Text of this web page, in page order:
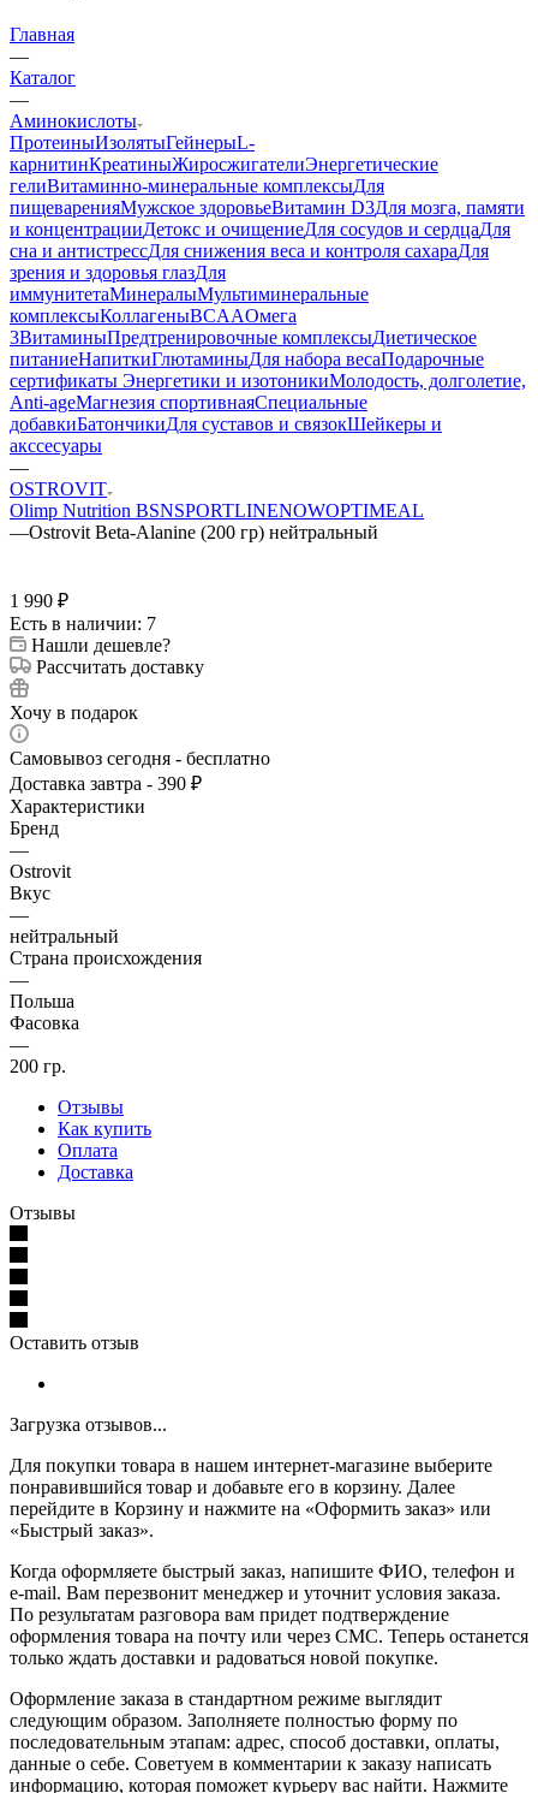
Главная
—
Каталог
—
Аминокислоты
ПротеиныИзолятыГейнерыL-
карнитинКреатиныЖиросжигателиЭнергетические
гелиВитаминно-минеральные комплексыДля
пищеваренияМужское здоровьеВитамин D3Для мозга, памяти
и концентрацииДетокс и очищениеДля сосудов и сердцаДля
сна и антистрессДля снижения веса и контроля сахараДля
зрения и здоровья глазДля
иммунитетаМинералыМультиминеральные
комплексыКоллагеныBCAAОмега
3ВитаминыПредтренировочные комплексыДиетическое
питаниеНапиткиГлютаминыДля набора весаПодарочные
сертификаты Энергетики и изотоникиМолодость, долголетие,
Anti-ageМагнезия спортивнаяСпециальные
добавкиБатончикиДля суставов и связокШейкеры и
акссесуары
—
OSTROVIT
Olimp Nutrition BSNSPORTLINENOWOPTIMEAL
—Ostrovit Beta-Alanine (200 гр) нейтральный
1 990 ₽
Есть в наличии: 7
Нашли дешевле?
Рассчитать доставку
Хочу в подарок
Самовывоз сегодня - бесплатно
Доставка завтра - 390 ₽
Характеристики
Бренд
—
Ostrovit
Вкус
—
нейтральный
Страна происхождения
—
Польша
Фасовка
—
200 гр.
Отзывы
Как купить
Оплата
Доставка
Отзывы
Оставить отзыв
Загрузка отзывов...
Для покупки товара в нашем интернет-магазине выберите
понравившийся товар и добавьте его в корзину. Далее
перейдите в Корзину и нажмите на «Оформить заказ» или
«Быстрый заказ».
Когда оформляете быстрый заказ, напишите ФИО, телефон и
e-mail. Вам перезвонит менеджер и уточнит условия заказа.
По результатам разговора вам придет подтверждение
оформления товара на почту или через СМС. Теперь останется
только ждать доставки и радоваться новой покупке.
Оформление заказа в стандартном режиме выглядит
следующим образом. Заполняете полностью форму по
последовательным этапам: адрес, способ доставки, оплаты,
данные о себе. Советуем в комментарии к заказу написать
информацию, которая поможет курьеру вас найти. Нажмите